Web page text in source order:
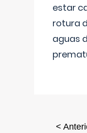
estar
rotura
aguas
<